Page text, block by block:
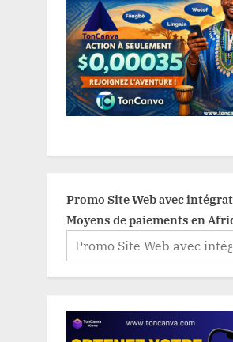
Promo Site Web avec
Moyens de paiements en